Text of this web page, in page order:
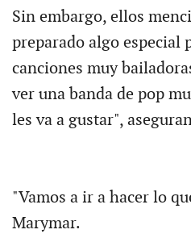
Sin embargo, ellos
preparado algo especial
canciones muy
ver una banda de pop
les va a gustar",
"Vamos a ir a hacer lo
Marymar.